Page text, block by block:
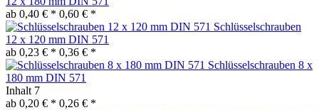
ab 0,40 € * 0,60 € *
Schlüsselschrauben
12 x 120 mm DIN 571
ab 0,23 € * 0,36 € *
Schlüsselschrauben 8 x
180 mm DIN 571
Inhalt 7
ab 0,20 € * 0,26 € *